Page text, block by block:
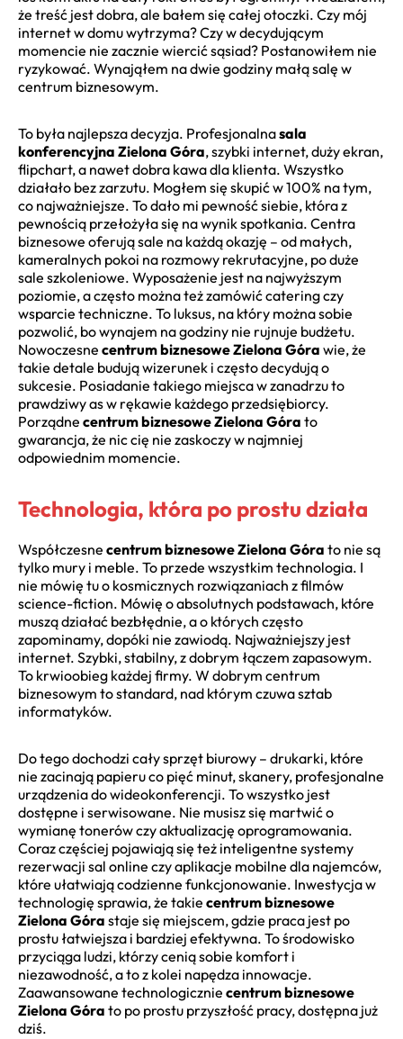
że treść jest dobra, ale bałem się całej otoczki. Czy mój
internet w domu wytrzyma? Czy w decydującym
momencie nie zacznie wiercić sąsiad? Postanowiłem nie
ryzykować. Wynająłem na dwie godziny małą salę w
centrum biznesowym.
To była najlepsza decyzja. Profesjonalnasala
konferencyjna Zielona Góra, szybki internet, duży ekran,
flipchart, a nawet dobra kawa dla klienta. Wszystko
działało bez zarzutu. Mogłem się skupić w 100% na tym,
co najważniejsze. To dało mi pewność siebie, która z
pewnością przełożyła się na wynik spotkania. Centra
biznesowe oferują sale na każdą okazję – od małych,
kameralnych pokoi na rozmowy rekrutacyjne, po duże
sale szkoleniowe. Wyposażenie jest na najwyższym
poziomie, a często można też zamówić catering czy
wsparcie techniczne. To luksus, na który można sobie
pozwolić, bo wynajem na godziny nie rujnuje budżetu.
Nowoczesne centrum biznesowe Zielona Góra wie, że
takie detale budują wizerunek i często decydują o
sukcesie. Posiadanie takiego miejsca w zanadrzu to
prawdziwy as w rękawie każdego przedsiębiorcy.
Porządne centrum biznesowe Zielona Góra to
gwarancja, że nic cię nie zaskoczy w najmniej
odpowiednim momencie.
Technologia, która po prostu działa
Współczesne centrum biznesowe Zielona Góra to nie są
tylko mury i meble. To przede wszystkim technologia. I
nie mówię tu o kosmicznych rozwiązaniach z filmów
science-fiction. Mówię o absolutnych podstawach, które
muszą działać bezbłędnie, a o których często
zapominamy, dopóki nie zawiodą. Najważniejszy jest
internet. Szybki, stabilny, z dobrym łączem zapasowym.
To krwioobieg każdej firmy. W dobrym centrum
biznesowym to standard, nad którym czuwa sztab
informatyków.
Do tego dochodzi cały sprzęt biurowy – drukarki, które
nie zacinają papieru co pięć minut, skanery, profesjonalne
urządzenia do wideokonferencji. To wszystko jest
dostępne i serwisowane. Nie musisz się martwić o
wymianę tonerów czy aktualizację oprogramowania.
Coraz częściej pojawiają się też inteligentne systemy
rezerwacji sal online czy aplikacje mobilne dla najemców,
które ułatwiają codzienne funkcjonowanie. Inwestycja w
technologię sprawia, że takie centrum biznesowe
Zielona Góra staje się miejscem, gdzie praca jest po
prostu łatwiejsza i bardziej efektywna. To środowisko
przyciąga ludzi, którzy cenią sobie komfort i
niezawodność, a to z kolei napędza innowacje.
Zaawansowane technologicznie centrum biznesowe
Zielona Góra to po prostu przyszłość pracy, dostępna już
dziś.